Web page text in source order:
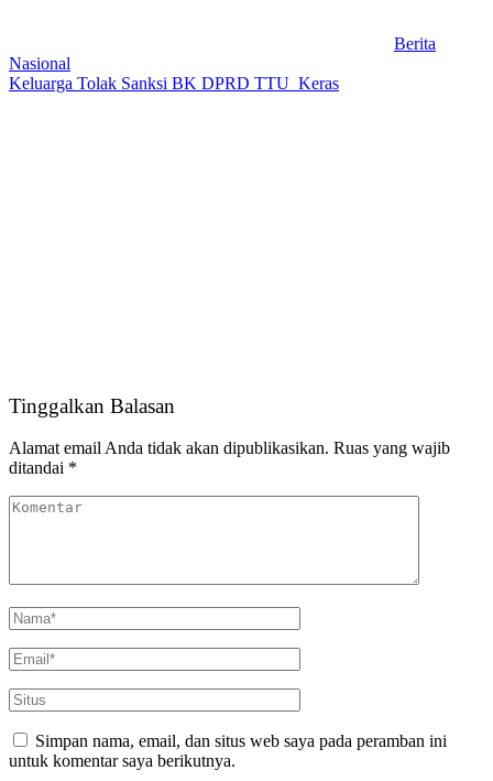
Berita
Nasional
Keluarga Tolak Sanksi BK DPRD TTU Keras
Tinggalkan Balasan
Alamat email Anda tidak akan dipublikasikan. Ruas yang wajib
ditandai *
Simpan nama, email, dan situs web saya pada peramban ini
untuk komentar saya berikutnya.